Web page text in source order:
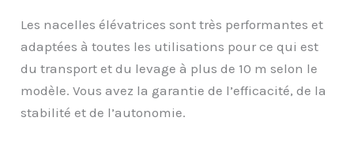
Les nacelles élévatrices sont très performantes et
adaptées à toutes les utilisations pour ce qui est
du transport et du levage à plus de 10 m selon le
modèle. Vous avez la garantie de l’efficacité, de la
stabilité et de l’autonomie.